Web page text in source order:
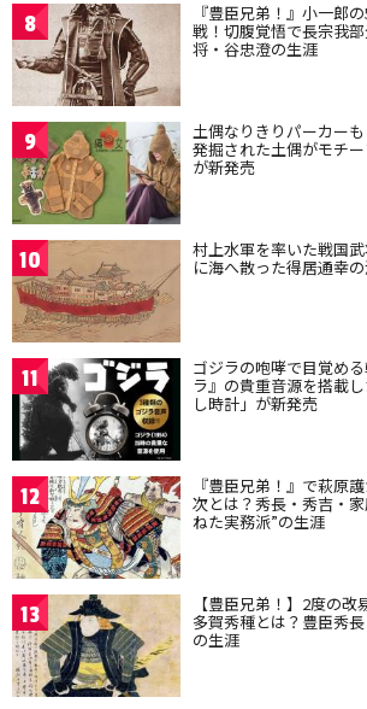
8 『豊臣兄弟！』小一郎
戦！切腹覚悟で長宗我
将・谷忠澄の生涯
9 土偶なりきりパーカー
発掘された土偶がモチ
が新発売
10 村上水軍を率いた戦国
に海へ散った得居通幸
11 ゴジラの咆哮で目覚め
ラ』の貴重音源を搭載
し時計」が新発売
12 『豊臣兄弟！』で萩原
次とは？秀長・秀吉・
ねた実務派”の生涯
13 【豊臣兄弟！】2度の改
多賀秀種とは？豊臣秀
の生涯